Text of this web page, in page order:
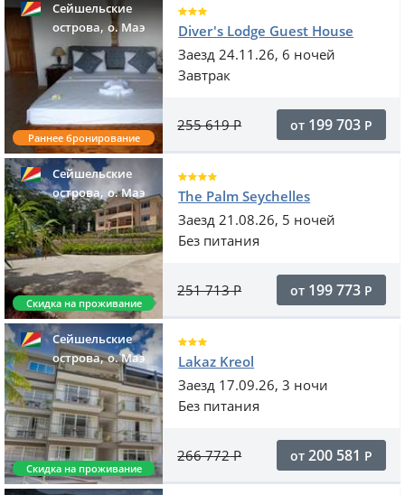
Сейшельские
острова,o. Маэ
Раннее бронирование
Diver's Lodge Guest House
Заезд 24.11.26, 6 ночей
Завтрак
255 619Р от 199 703 Р
Сейшельские
острова, o. Маэ
Скидка на проживание
The Palm Seychelles
Заезд 21.08.26, 5 ночей
Без питания
251 713Р от 199 773 Р
Сейшельские
острова,o. Маэ
Скидка на проживание
Lakaz Kreol
Заезд 17.09.26, 3 ночи
Без питания
266 772Р от 200 581 Р